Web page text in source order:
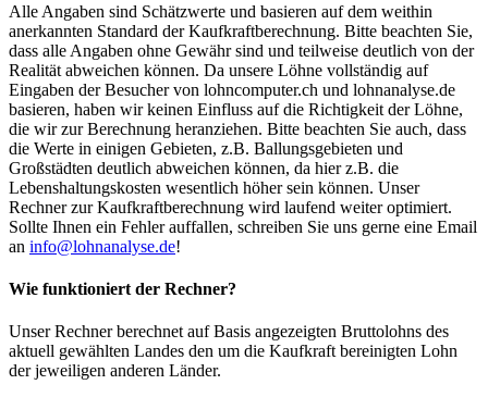
Alle Angaben sind Schätzwerte und basieren auf dem weithin
anerkannten Standard der Kaufkraftberechnung. Bitte beachten Sie,
dass alle Angaben ohne Gewähr sind und teilweise deutlich von der
Realität abweichen können. Da unsere Löhne vollständig auf
Eingaben der Besucher von lohncomputer.ch und lohnanalyse.de
basieren, haben wir keinen Einfluss auf die Richtigkeit der Löhne,
die wir zur Berechnung heranziehen. Bitte beachten Sie auch, dass
die Werte in einigen Gebieten, z.B. Ballungsgebieten und
Großstädten deutlich abweichen können, da hier z.B. die
Lebenshaltungskosten wesentlich höher sein können. Unser
Rechner zur Kaufkraftberechnung wird laufend weiter optimiert.
Sollte Ihnen ein Fehler auffallen, schreiben Sie uns gerne eine Email
an info@lohnanalyse.de!
Wie funktioniert der Rechner?
Unser Rechner berechnet auf Basis angezeigten Bruttolohns des
aktuell gewählten Landes den um die Kaufkraft bereinigten Lohn
der jeweiligen anderen Länder.